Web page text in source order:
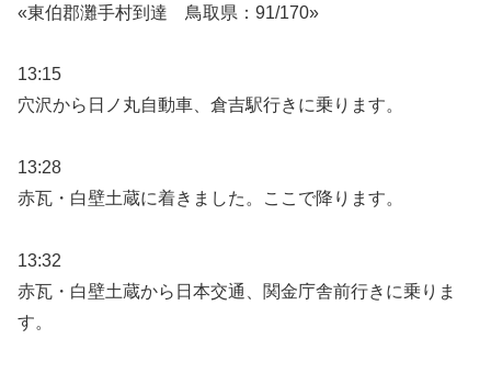
«東伯郡灘手村到達 鳥取県：91/170»
13:15
穴沢から日ノ丸自動車、倉吉駅行きに乗ります。
13:28
赤瓦・白壁土蔵に着きました。ここで降ります。
13:32
赤瓦・白壁土蔵から日本交通、関金庁舎前行きに乗りま
す。